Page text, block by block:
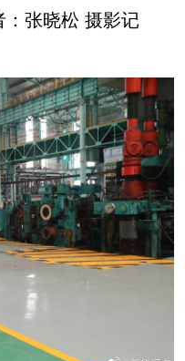
张晓松 摄影记